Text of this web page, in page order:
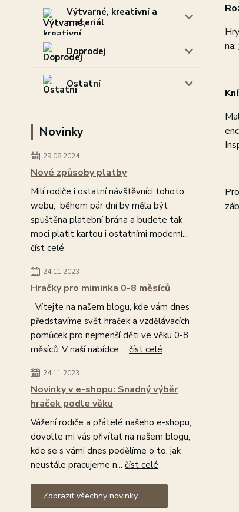
Výtvarné, kreativní a
materiál
Doprodej
Ostatní
Novinky
29.08.2024
Nové způsoby platby
Milí rodiče i ostatní návštěvníci tohoto
webu, během pár dní by měla být
spuštěna platební brána a budete tak
moci platit kartou i ostatními moderní...
číst celé
24.11.2023
Hračky pro miminka 0-8 měsíců
Vítejte na našem blogu, kde vám dnes
představíme svět hraček a vzdělávacích
pomůcek pro nejmenší děti ve věku 0-8
měsíců. V naší nabídce ... číst celé
24.11.2023
Novinky v e-shopu: Snadný výběr
hraček podle věku
Vážení rodiče a přátelé našeho e-shopu,
dovolte mi vás přivítat na našem blogu,
kde se s vámi dnes podělíme o to, jak
neustále pracujeme n... číst celé
Zobrazit všechny novinky
na: